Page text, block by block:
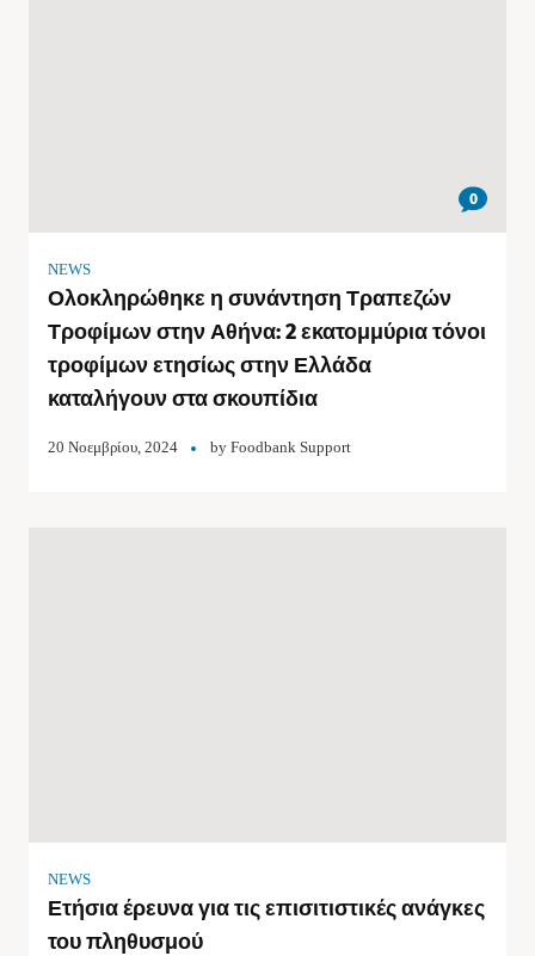
0
NEWS
Ολοκληρώθηκε η συνάντηση Τραπεζών
Τροφίμων στην Αθήνα: 2 εκατομμύρια τόνοι
τροφίμων ετησίως στην Ελλάδα
καταλήγουν στα σκουπίδια
20 Νοεμβρίου, 2024 by Foodbank Support
NEWS
Ετήσια έρευνα για τις επισιτιστικές ανάγκες
του πληθυσμού